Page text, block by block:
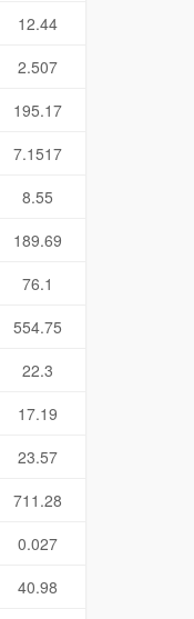
12.44
2.507
195.17
7.1517
8.55
189.69
76.1
554.75
22.3
17.19
23.57
711.28
0.027
40.98